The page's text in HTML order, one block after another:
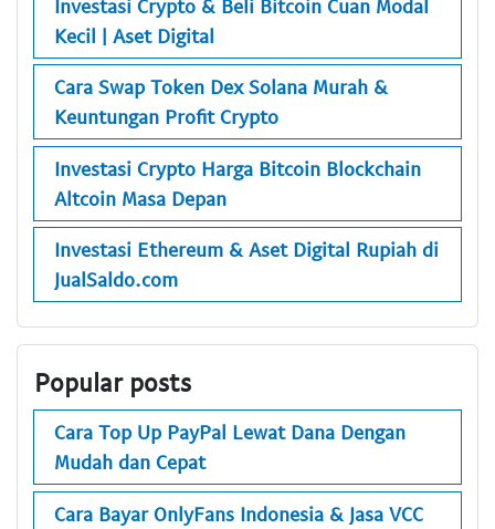
Investasi Crypto & Beli Bitcoin Cuan Modal
Kecil | Aset Digital
Cara Swap Token Dex Solana Murah &
Keuntungan Profit Crypto
Investasi Crypto Harga Bitcoin Blockchain
Altcoin Masa Depan
Investasi Ethereum & Aset Digital Rupiah di
JualSaldo.com
Popular posts
Cara Top Up PayPal Lewat Dana Dengan
Mudah dan Cepat
Cara Bayar OnlyFans Indonesia & Jasa VCC